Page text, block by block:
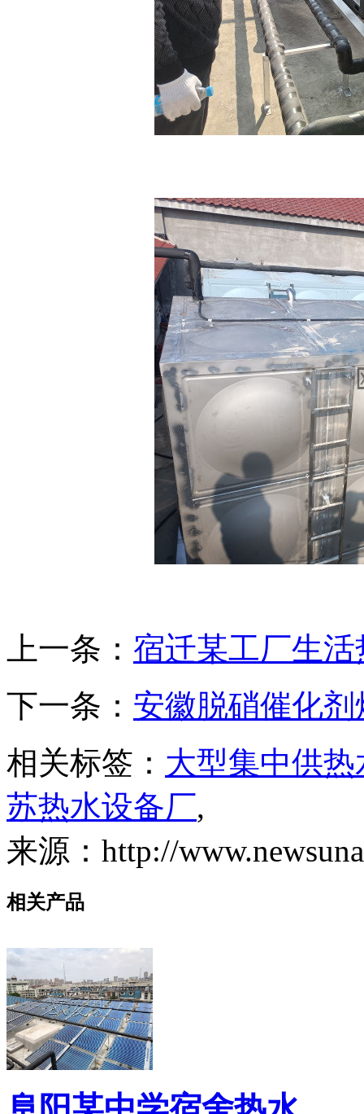
上一条： 宿迁某工厂生活
下一条： 安徽脱硝催化剂
相关标签： 大型集中供
苏热水设备厂,
来源：http://
相关产品